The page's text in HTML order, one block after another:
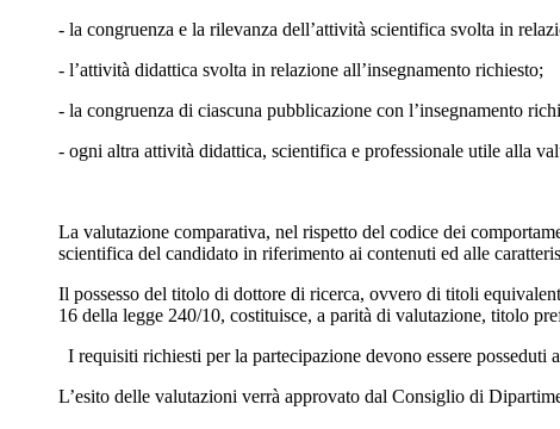
- la congruenza e la rilevanza dell’attività scientifica svolta in
- l’attività didattica svolta in relazione all’insegnamento richiesto;
- la congruenza di ciascuna pubblicazione con l’insegnamento
- ogni altra attività didattica, scientifica e professionale utile alla
La valutazione comparativa, nel rispetto del codice dei
scientifica del candidato in riferimento ai contenuti ed alle
Il possesso del titolo di dottore di ricerca, ovvero di titoli
16 della legge 240/10, costituisce, a parità di valutazione, titolo
I requisiti richiesti per la partecipazione devono essere posseduti
L’esito delle valutazioni verrà approvato dal Consiglio di